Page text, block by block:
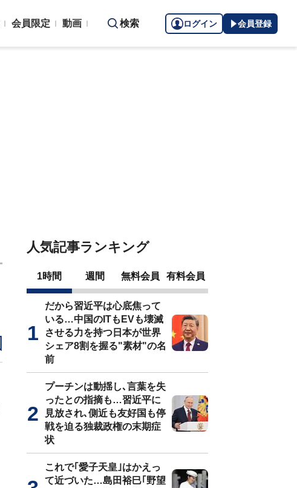
会員限定 動画 検索 ログイン 会員登録
人気記事ランキング
1時間 週間 無料会員 有料会員
だから習近平は心底焦って
いる…中国のITもEVも壊滅
させる力を持つ日本が世界
シェア8割を握る"素材"の名
前
プーチンは動揺し､言葉を失
ったとの指摘も…習近平に
見放され､側近も友好国も停
戦を迫る独裁政権の末期症
状
これで｢愛子天皇｣はかえっ
て近づいた…島田裕巳｢野望